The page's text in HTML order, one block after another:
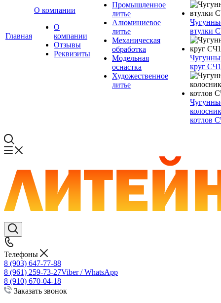
Главная
О компании
О
компании
Отзывы
Реквизиты
Промышленное
литье
Алюминиевое
литье
Механическая
обработка
Модельная
оснастка
Художественное
литье
втулки
круг
котлов
Телефоны
8 (903) 647-77-88
8 (961) 259-73-27Viber / WhatsApp
8 (910) 670-04-18
Заказать звонок